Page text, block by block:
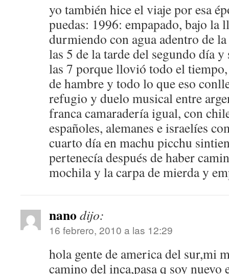
yo también hice el viaje por esa
puedas: 1996: empapado, bajo la
durmiendo con agua adentro de
las 5 de la tarde del segundo día
las 7 porque llovió todo el
de hambre y todo lo que eso
refugio y duelo musical entre
franca camaradería igual, con
españoles, alemanes e israelíes
cuarto día en machu picchu
pertenecía después de haber
mochila y la carpa de mierda y
nano dijo:
16 febrero, 2010 a las 12:29
hola gente de america del sur,mi
camino del inca,pasa q soy nuevo